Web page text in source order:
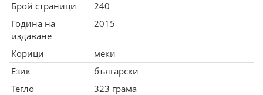
Брой страници
240
Година на
издаване
2015
Корици
меки
Език
български
Тегло
323 грама